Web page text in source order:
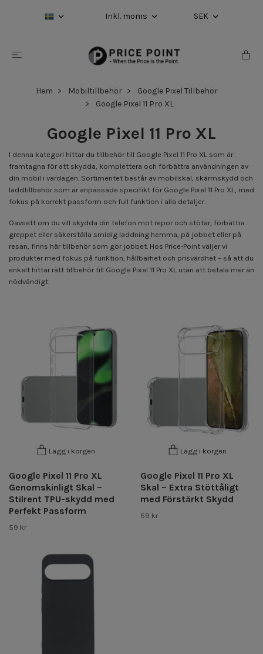
Inkl. moms SEK
Hem Mobiltillbehör
Google Pixel Tillbehör
Google Pixel 11 Pro XL
Google Pixel 11 Pro XL
I denna kategori hittar du tillbehör till Google Pixel 11 Pro XL som är
framtagna för att skydda, komplettera och förbättra användningen av
din mobil i vardagen. Sortimentet består av mobilskal, skärmskydd och
laddtillbehör som är anpassade specifikt för Google Pixel 11 Pro XL, med
fokus på korrekt passform och full funktion i alla detaljer.
Oavsett om du vill skydda din telefon mot repor och stötar, förbättra
greppet eller säkerställa smidig laddning hemma, på jobbet eller på
resan, finns här tillbehör som gör jobbet. Hos Price-Point väljer vi
produkter med fokus på funktion, hållbarhet och prisvärdhet – så att du
enkelt hittar rätt tillbehör till Google Pixel 11 Pro XL utan att betala mer än
nödvändigt.
Lägg i korgen
Google Pixel 11 Pro XL
Genomskinligt Skal –
Stilrent TPU-skydd med
Perfekt Passform
59 kr
Lägg i korgen
Google Pixel 11 Pro XL
Skal – Extra Stöttåligt
med Förstärkt Skydd
59 kr